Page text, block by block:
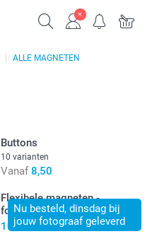
ALLE MAGNETEN
Buttons
10 varianten
Vanaf 8,50
Nu besteld, dinsdag bij
jouw fotograaf geleverd
Flexibele magneten -
fotostrip
10,50